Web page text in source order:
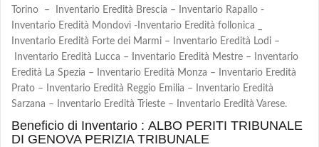
Torino – Inventario Eredità Brescia – Inventario Rapallo -
Inventario Eredità Mondovì -Inventario Eredità follonica _
Inventario Eredità Forte dei Marmi – Inventario Eredità Lodi –
Inventario Eredità Lucca – Inventario Eredità Mestre – Inventario
Eredità La Spezia – Inventario Eredità Monza – Inventario Eredità
Prato – Inventario Eredità Reggio Emilia – Inventario Eredità
Sarzana – Inventario Eredità Trieste – Inventario Eredità Varese.
Beneficio di Inventario : ALBO PERITI TRIBUNALE
DI GENOVA PERIZIA TRIBUNALE